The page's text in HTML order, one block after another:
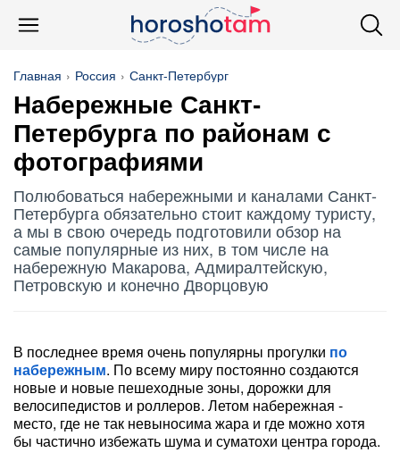
Главная Россия Санкт-Петербург
Набережные Санкт-
Петербурга по районам с
фотографиями
Полюбоваться набережными и каналами Санкт-
Петербурга обязательно стоит каждому туристу,
а мы в свою очередь подготовили обзор на
самые популярные из них, в том числе на
набережную Макарова, Адмиралтейскую,
Петровскую и конечно Дворцовую
В последнее время очень популярны прогулки по
набережным. По всему миру постоянно создаются
новые и новые пешеходные зоны, дорожки для
велосипедистов и роллеров. Летом набережная -
место, где не так невыносима жара и где можно хотя
бы частично избежать шума и суматохи центра города.